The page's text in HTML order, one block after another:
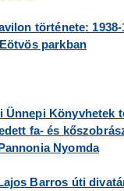
története: 1938-
parkban
Ünnepi Könyvhetek
fa- és
Nyomda
Barros úti